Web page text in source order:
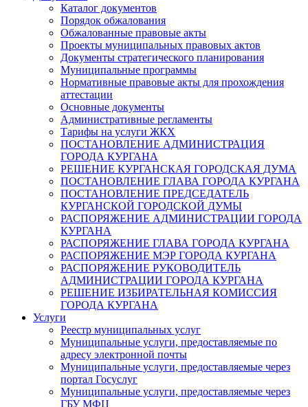
Каталог документов
Порядок обжалования
Обжалованные правовые акты
Проекты муниципальных правовых актов
Документы стратегического планирования
Муниципальные программы
Нормативные правовые акты для прохождения
аттестации
Основные документы
Административные регламенты
Тарифы на услуги ЖКХ
ПОСТАНОВЛЕНИЕ АДМИНИСТРАЦИЯ
ГОРОДА КУРГАНА
РЕШЕНИЕ КУРГАНСКАЯ ГОРОДСКАЯ ДУМА
ПОСТАНОВЛЕНИЕ ГЛАВА ГОРОДА КУРГАНА
ПОСТАНОВЛЕНИЕ ПРЕДСЕДАТЕЛЬ
КУРГАНСКОЙ ГОРОДСКОЙ ДУМЫ
РАСПОРЯЖЕНИЕ АДМИНИСТРАЦИИ ГОРОДА
КУРГАНА
РАСПОРЯЖЕНИЕ ГЛАВА ГОРОДА КУРГАНА
РАСПОРЯЖЕНИЕ МЭР ГОРОДА КУРГАНА
РАСПОРЯЖЕНИЕ РУКОВОДИТЕЛЬ
АДМИНИСТРАЦИИ ГОРОДА КУРГАНА
РЕШЕНИЕ ИЗБИРАТЕЛЬНАЯ КОМИССИЯ
ГОРОДА КУРГАНА
Услуги
Реестр муниципальных услуг
Муниципальные услуги, предоставляемые по
адресу электронной почты
Муниципальные услуги, предоставляемые через
портал Госуслуг
Муниципальные услуги, предоставляемые через
ГБУ МФЦ